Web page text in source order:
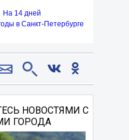
На 14 дней
в Санкт-Петербурге
НОВОСТЯМИ С
ГОРОДА